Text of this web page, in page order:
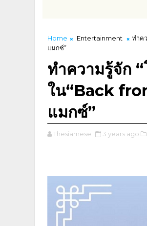
Home Entertainment
ทำค
แมกซ์”
ทำความรู้จัก
ใน“Back
แมกซ์”
Thesiamese 3 years ago